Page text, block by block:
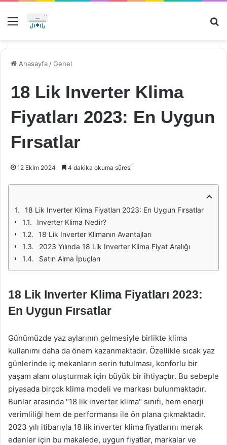
Menü
Anasayfa /Genel
18 Lik Inverter Klima
Fiyatları 2023: En Uygun
Fırsatlar
12 Ekim 2024 4 dakika okuma süresi
18 Lik Inverter Klima Fiyatları 2023: En Uygun Fırsatlar
Inverter Klima Nedir?
18 Lik Inverter Klimanın Avantajları
2023 Yılında 18 Lik Inverter Klima Fiyat Aralığı
Satın Alma İpuçları
18 Lik Inverter Klima Fiyatları 2023:
En Uygun Fırsatlar
Günümüzde yaz aylarının gelmesiyle birlikte klima
kullanımı daha da önem kazanmaktadır. Özellikle sıcak yaz
günlerinde iç mekanların serin tutulması, konforlu bir
yaşam alanı oluşturmak için büyük bir ihtiyaçtır. Bu sebeple
piyasada birçok klima modeli ve markası bulunmaktadır.
Bunlar arasında "18 lik inverter klima" sınıfı, hem enerji
verimliliği hem de performansı ile ön plana çıkmaktadır.
2023 yılı itibarıyla 18 lik inverter klima fiyatlarını merak
edenler için bu makalede, uygun fiyatlar, markalar ve